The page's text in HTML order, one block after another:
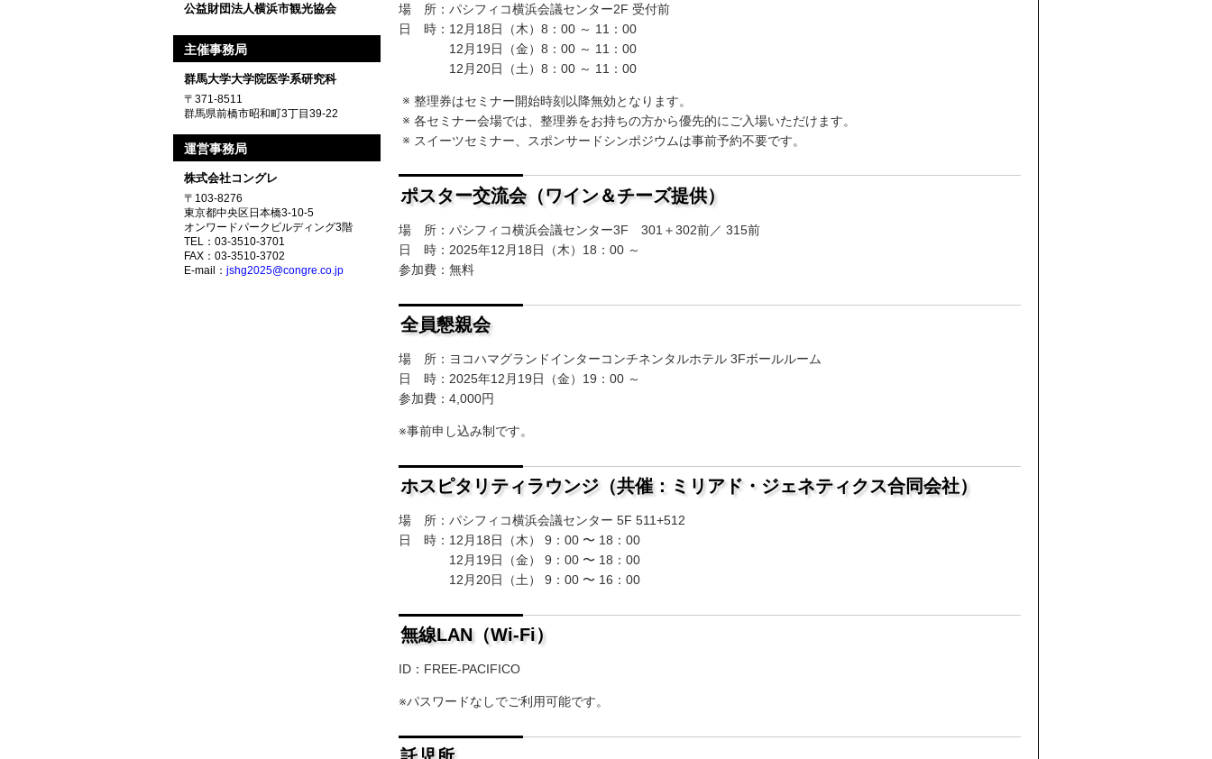
場 所：パシフィコ横浜会議センター2F 受付前
日 時：12月18日（木）8：00 ～ 11：00
12月19日（金）8：00 ～ 11：00
12月20日（土）8：00 ～ 11：00
整理券はセミナー開始時刻以降無効となります。
各セミナー会場では、整理券をお持ちの方から優先的にご入場いただけます。
スイーツセミナー、スポンサードシンポジウムは事前予約不要です。
ポスター交流会（ワイン＆チーズ提供）
場 所：パシフィコ横浜会議センター3F 301＋302前／ 315前
日 時：2025年12月18日（木）18：00 ～
参加費：無料
全員懇親会
場 所：ヨコハマグランドインターコンチネンタルホテル 3Fボールルーム
日 時：2025年12月19日（金）19：00 ～
参加費：4,000円
※事前申し込み制です。
ホスピタリティラウンジ（共催：ミリアド・ジェネティクス合同会社）
場 所：パシフィコ横浜会議センター 5F 511+512
日 時：12月18日（木） 9：00 〜 18：00
12月19日（金） 9：00 〜 18：00
12月20日（土） 9：00 〜 16：00
無線LAN（Wi-Fi）
ID：FREE-PACIFICO
※パスワードなしでご利用可能です。
公益財団法人横浜市観光協会
主催事務局
群馬大学大学院医学系研究科
〒371-8511
群馬県前橋市昭和町3丁目39-22
運営事務局
株式会社コングレ
〒103-8276
東京都中央区日本橋3-10-5
オンワードパークビルディング3階
TEL：03-3510-3701
FAX：03-3510-3702
E-mail： jshg2025@congre.co.jp